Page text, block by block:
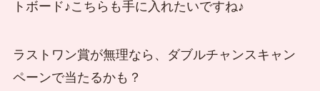
トボード♪こちらも手に入れたいですね♪
ラストワン賞が無理なら、ダブルチャンスキャン
ペーンで当たるかも？